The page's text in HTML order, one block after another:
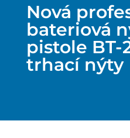
Nová
bateriová
pistole BT-
trhací nýty